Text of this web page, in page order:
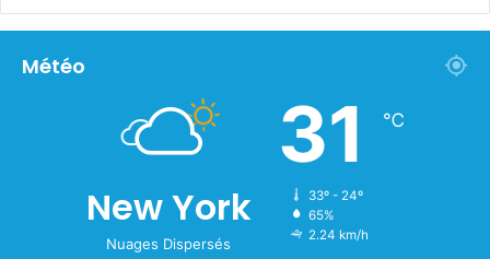
Météo
New York
Nuages Dispersés
31 ℃
33º - 24º
65%
2.24 km/h